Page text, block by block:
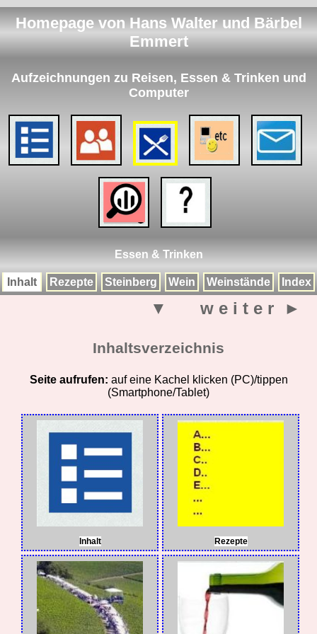
Homepage von Hans Walter und Bärbel
Emmert
Aufzeichnungen zu Reisen, Essen & Trinken und
Computer
Essen & Trinken
Inhalt Rezepte Steinberg Wein Weinstände Index
▼ w e i t e r ►
Inhaltsverzeichnis
Seite aufrufen: auf eine Kachel klicken (PC)/tippen
(Smartphone/Tablet)
Inhalt Rezepte